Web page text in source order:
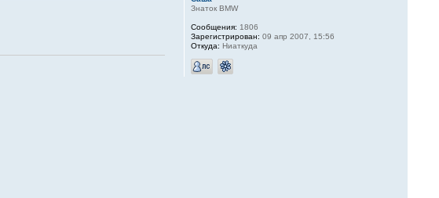
Знаток BMW
Сообщения: 1806
Зарегистрирован: 09 апр 2007, 15:56
Откуда: Ниаткуда